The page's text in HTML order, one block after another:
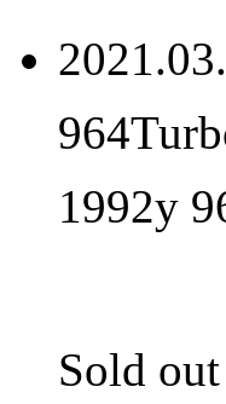
1992y
Sold